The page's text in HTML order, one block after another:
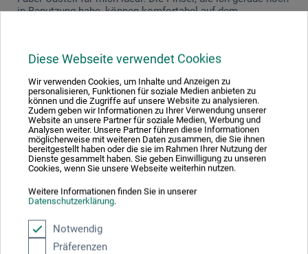
Diese Webseite verwendet Cookies
Wir verwenden Cookies, um Inhalte und Anzeigen zu
personalisieren, Funktionen für soziale Medien anbieten zu
können und die Zugriffe auf unsere Website zu analysieren.
Zudem geben wir Informationen zu Ihrer Verwendung unserer
Website an unsere Partner für soziale Medien, Werbung und
Analysen weiter. Unsere Partner führen diese Informationen
möglicherweise mit weiteren Daten zusammen, die Sie ihnen
bereitgestellt haben oder die sie im Rahmen Ihrer Nutzung der
Dienste gesammelt haben. Sie geben Einwilligung zu unseren
Cookies, wenn Sie unsere Webseite weiterhin nutzen.
Weitere Informationen finden Sie in unserer
Datenschutzerklärung.
Notwendig
Präferenzen
in Benutzung habe, können komfortabel auf dem
interessante Muster, was die Ergebnisse von Farbe und
betrifft. Aber das ist eine andere Geschichte.... Der
Wasserbecher hat von mir eine klare Empfehlung, wegen
der Pinselablage und da er bislang keine Farben
angenommen hat, die in dem Waser aufgelöst wurden.
Auch nicht, als es einige Tage drin gestanden hat. Das er
zusammenklappbar ist, habe ich bislang nur einmal
ausgenutzt. Ob das Material an der Stelle lange hält und
nicht porös wird, sei dahingestellt. Wer etwas haben will,
oder Marmeladenglar (o.ä.) verwenden, das er eh im
Supermarkt kaufen kann. Die Pinselablage ist da jedoch
nicht mit dabei, die ist dann ein Extra, das noch
besorgt/produziert werden muss.